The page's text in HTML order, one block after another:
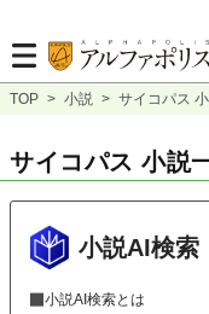
TOP > 小説 > サイコパス
サイコパス 小説
小説AI検索
小説AI検索とは